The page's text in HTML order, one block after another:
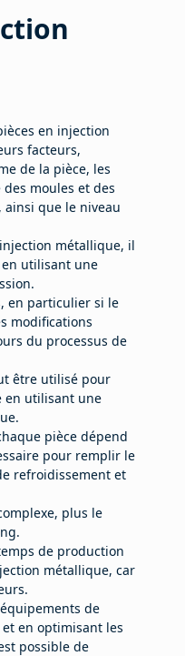
en injection
facteurs,
de la pièce, les
moules et des
que le niveau
métallique, il
en utilisant une
en particulier si le
modifications
du processus de
être utilisé pour
en utilisant une
pièce dépend
pour remplir le
refroidissement et
plus le
de production
métallique, car
de
en optimisant les
possible de